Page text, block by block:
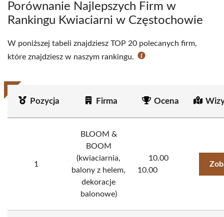
Porównanie Najlepszych Firm w
Rankingu Kwiaciarni w Częstochowie
W poniższej tabeli znajdziesz TOP 20 polecanych firm,
które znajdziesz w naszym rankingu.
Pozycja Firma Ocena
1
BLOOM &
BOOM
(kwiaciarnia,
balony z helem,
dekoracje
balonowe)
10.00
10.00